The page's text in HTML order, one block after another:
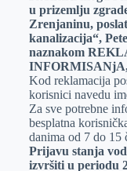
u prizemlju
Zrenjaninu,
kanalizacija“,
naznakom
Kod reklamacija
korisnici navedu
Za sve potrebne
besplatna
danima od 7 do 15
Prijavu stanja
izvršiti u periodu